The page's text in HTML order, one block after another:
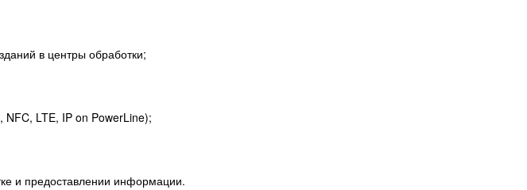
в центры обработки;
LTE, IP on PowerLine);
и предоставлении информации.